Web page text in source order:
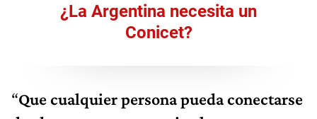
¿La Argentina necesita un
Conicet?
“Que cualquier persona pueda conectarse